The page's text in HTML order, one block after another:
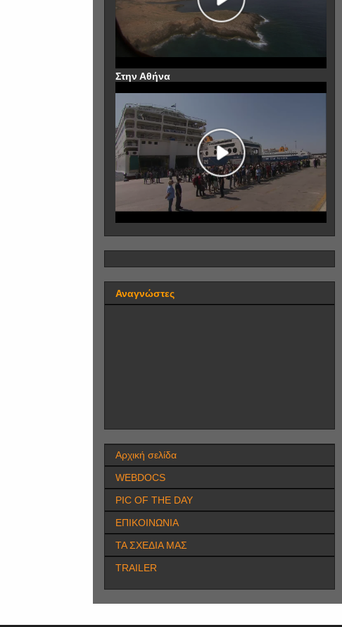
Στην Αθήνα
Αναγνώστες
Αρχική σελίδα
WEBDOCS
PIC OF THE DAY
ΕΠΙΚΟΙΝΩΝΙΑ
ΤΑ ΣΧΕΔΙΑ ΜΑΣ
TRAILER